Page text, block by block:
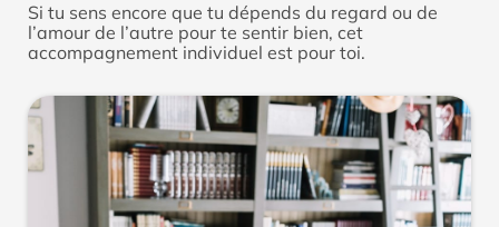
Si tu sens encore que tu dépends du regard ou de
l’amour de l’autre pour te sentir bien, cet
accompagnement individuel est pour toi.